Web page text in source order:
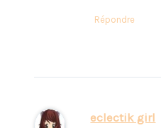
Répondre
eclectik girl